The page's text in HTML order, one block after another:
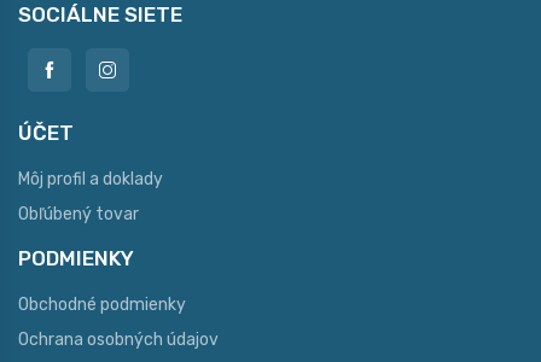
SOCIÁLNE SIETE
ÚČET
Môj profil a doklady
Obľúbený tovar
PODMIENKY
Obchodné podmienky
Ochrana osobných údajov